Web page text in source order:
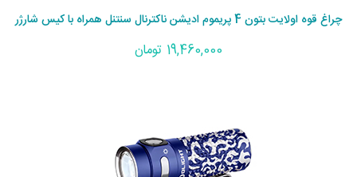
چراغ قوه اولایت بتون 4 پریموم ادیشن ناکترنال سنتنل همراه با کیس شارژر
19,460,000 تومان